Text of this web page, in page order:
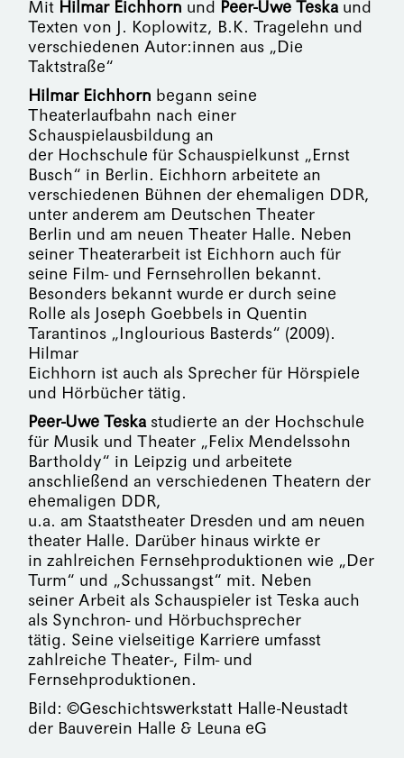
Mit Hilmar Eichhorn und Peer-Uwe Teska und
Texten von J. Koplowitz, B.K. Tragelehn und
verschiedenen Autor:innen aus „Die
Taktstraße“
Hilmar Eichhorn begann seine
Theaterlaufbahn nach einer
Schauspielausbildung an
der Hochschule für Schauspielkunst „Ernst
Busch“ in Berlin. Eichhorn arbeitete an
verschiedenen Bühnen der ehemaligen DDR,
unter anderem am Deutschen Theater
Berlin und am neuen Theater Halle. Neben
seiner Theaterarbeit ist Eichhorn auch für
seine Film- und Fernsehrollen bekannt.
Besonders bekannt wurde er durch seine
Rolle als Joseph Goebbels in Quentin
Tarantinos „Inglourious Basterds“ (2009).
Hilmar
Eichhorn ist auch als Sprecher für Hörspiele
und Hörbücher tätig.
Peer-Uwe Teskastudierte an der Hochschule
für Musik und Theater „Felix Mendelssohn
Bartholdy“ in Leipzig und arbeitete
anschließend an verschiedenen Theatern der
ehemaligen DDR,
u.a. am Staatstheater Dresden und am neuen
theater Halle. Darüber hinaus wirkte er
in zahlreichen Fernsehproduktionen wie „Der
Turm“ und „Schussangst“ mit. Neben
seiner Arbeit als Schauspieler ist Teska auch
als Synchron- und Hörbuchsprecher
tätig. Seine vielseitige Karriere umfasst
zahlreiche Theater-, Film- und
Fernsehproduktionen.
Bild: ©Geschichtswerkstatt Halle-Neustadt
der Bauverein Halle & Leuna eG